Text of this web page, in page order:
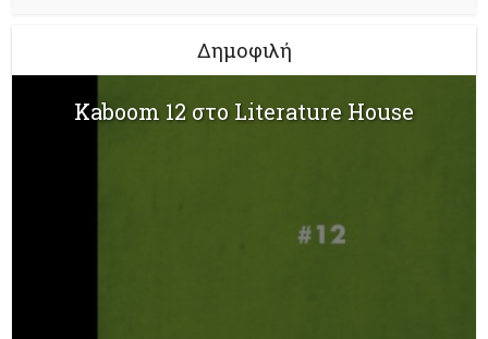
Δημοφιλή
Kaboom 12 στο Literature House